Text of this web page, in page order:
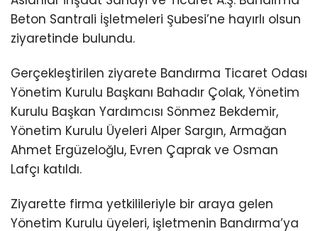
Beton Santrali İşletmeleri Şubesi’ne hayırlı olsun
ziyaretinde bulundu.
Gerçekleştirilen ziyarete Bandırma Ticaret Odası
Yönetim Kurulu Başkanı Bahadır Çolak, Yönetim
Kurulu Başkan Yardımcısı Sönmez Bekdemir,
Yönetim Kurulu Üyeleri Alper Sargın, Armağan
Ahmet Ergüzeloğlu, Evren Çaprak ve Osman
Lafçı katıldı.
Ziyarette firma yetkilileriyle bir araya gelen
Yönetim Kurulu üyeleri, işletmenin Bandırma’ya